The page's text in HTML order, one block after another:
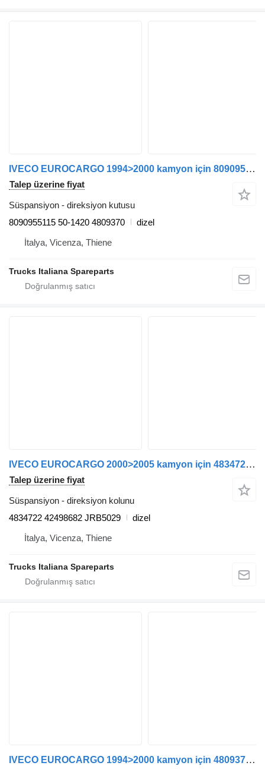
IVECO EUROCARGO 1994>2000 kamyon için 8090955115 direksiyon kutusu
Talep üzerine fiyat
Süspansiyon - direksiyon kutusu
8090955115 50-1420 4809370
dizel
İtalya, Vicenza, Thiene
Trucks Italiana Spareparts
IVECO EUROCARGO 2000>2005 kamyon için 4834722 direksiyon kolunu
Talep üzerine fiyat
Süspansiyon - direksiyon kolunu
4834722 42498682 JRB5029
dizel
İtalya, Vicenza, Thiene
Trucks Italiana Spareparts
IVECO EUROCARGO 1994>2000 kamyon için 4809370 8173778 direksiyon kolunu